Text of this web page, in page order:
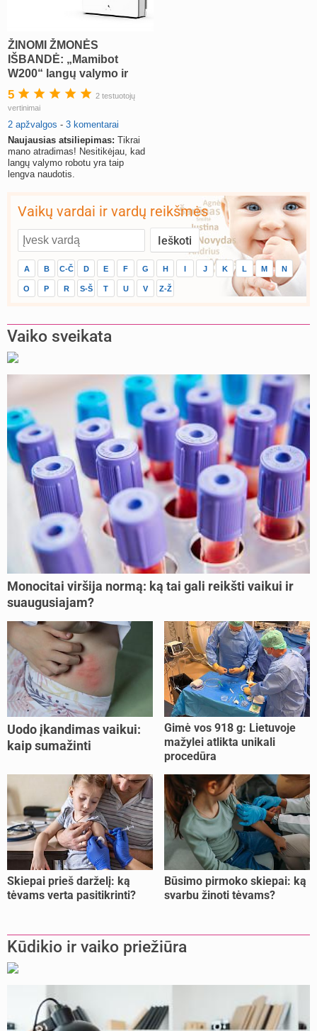
ŽINOMI ŽMONĖS
IŠBANDĖ: „Mamibot
W200“ langų valymo ir
siurbimo robotas
5
2 testuotojų
vertinimai
2 apžvalgos - 3 komentarai
Naujausias atsiliepimas: Tikrai
mano atradimas! Nesitikėjau, kad
langų valymo robotu yra taip
lengva naudotis.
Vaikų vardai ir vardų reikšmės
A B C-Č D E F G H I J K L M N
O P R S-Š T U V Z-Ž
Vaiko sveikata
Monocitai viršija normą: ką tai gali reikšti vaikui ir
suaugusiajam?
Uodo įkandimas vaikui:
kaip sumažinti
Gimė vos 918 g: Lietuvoje
mažylei atlikta unikali
procedūra
Skiepai prieš darželį: ką
tėvams verta pasitikrinti?
Būsimo pirmoko skiepai: ką
svarbu žinoti tėvams?
Kūdikio ir vaiko priežiūra